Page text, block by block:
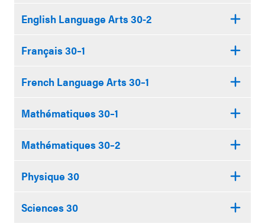
English Language Arts 30-2
Français 30–1
French Language Arts 30–1
Mathématiques 30–1
Mathématiques 30–2
Physique 30
Sciences 30